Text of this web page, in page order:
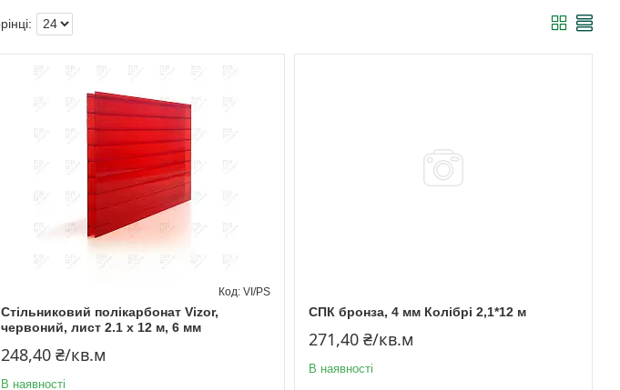
Стільниковий полікарбонат Vizor,
червоний, лист 2.1 х 12 м, 6 мм
VI/PS
248,40 ₴/кв.м
В наявності
СПК бронза, 4 мм Колібрі 2,1*12 м
271,40 ₴/кв.м
В наявності